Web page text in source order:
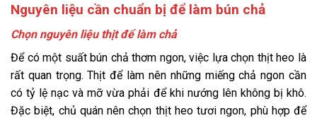
Nguyên liệu cần chuẩn bị để làm bún chả
Chọn nguyên liệu thịt để làm chả
Để có một suất bún chả thơm ngon, việc lựa chọn thịt heo là
rất quan trọng. Thịt để làm nên những miếng chả ngon cần
có tỷ lệ nạc và mỡ vừa phải để khi nướng lên không bị khô.
Đặc biệt, chủ quán nên chọn thịt heo tươi ngon, phù hợp để